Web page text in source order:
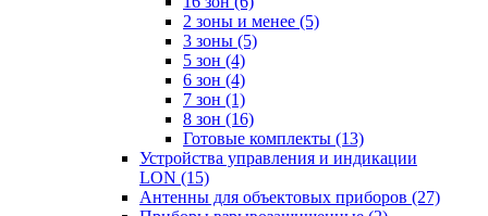
2 зоны и менее (5)
3 зоны (5)
5 зон (4)
6 зон (4)
7 зон (1)
8 зон (16)
Готовые комплекты (13)
Устройства управления и индикации
LON (15)
Антенны для объектовых приборов (27)